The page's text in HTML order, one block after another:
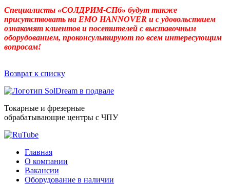
Специалисты «СОЛДРИМ-СПб» будут также
присутствовать на EMO HANNOVER и с удовольствием
ознакомят клиентов и посетителей с выставочным
оборудованием, проконсультируют по всем интересующим
вопросам!
Возврат к списку
Токарные и фрезерные
обрабатывающие центры с ЧПУ
Главная
O компании
Вакансии
Оборудование в наличии